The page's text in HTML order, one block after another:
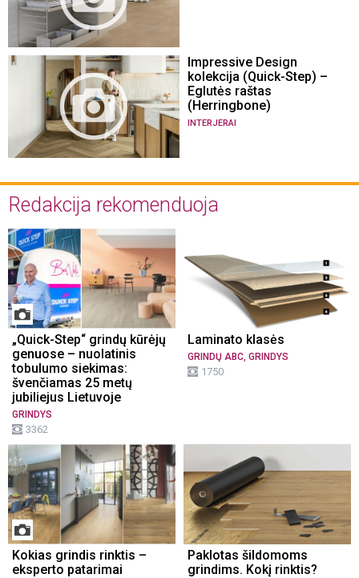
Impressive Design
kolekcija (Quick-Step) –
Eglutės raštas
(Herringbone)
INTERJERAI
Redakcija rekomenduoja
„Quick-Step“ grindų kūrėjų
genuose – nuolatinis
tobulumo siekimas:
švenčiamas 25 metų
jubiliejus Lietuvoje
GRINDYS
3362
Laminato klasės
GRINDŲ ABC GRINDYS
1750
Kokias grindis rinktis –
eksperto patarimai
Paklotas šildomoms
grindims. Kokį rinktis?